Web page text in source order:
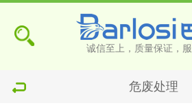
诚信至上，质量保证，
危废处理